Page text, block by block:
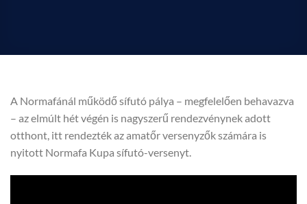
A Normafánál működő sífutó pálya – megfelelően behavazva
– az elmúlt hét végén is nagyszerű rendezvénynek adott
otthont, itt rendezték az amatőr versenyzők számára is
nyitott Normafa Kupa sífutó-versenyt.